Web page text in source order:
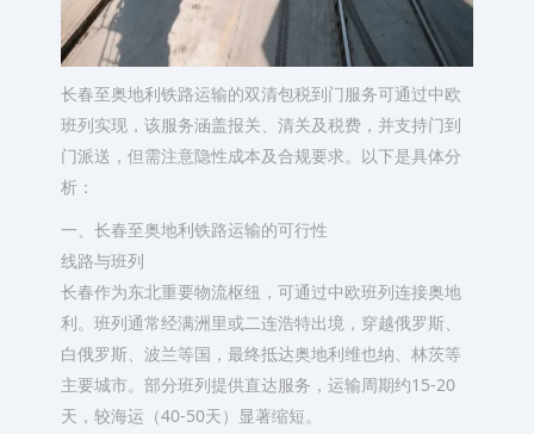
长春至奥地利铁路运输的双清包税到门服务可通过中欧
班列实现，该服务涵盖报关、清关及税费，并支持门到
门派送，但需注意隐性成本及合规要求。以下是具体分
析：
一、长春至奥地利铁路运输的可行性
线路与班列
长春作为东北重要物流枢纽，可通过中欧班列连接奥地
利。班列通常经满洲里或二连浩特出境，穿越俄罗斯、
白俄罗斯、波兰等国，最终抵达奥地利维也纳、林茨等
主要城市。部分班列提供直达服务，运输周期约15-20
天，较海运（40-50天）显著缩短。